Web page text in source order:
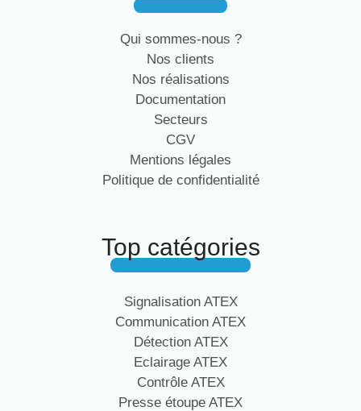
Qui sommes-nous ?
Nos clients
Nos réalisations
Documentation
Secteurs
CGV
Mentions légales
Politique de confidentialité
Top catégories
Signalisation ATEX
Communication ATEX
Détection ATEX
Eclairage ATEX
Contrôle ATEX
Presse étoupe ATEX